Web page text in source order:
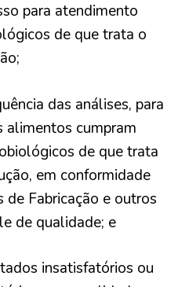
para atendimento
de que trata o
das análises, para
alimentos cumpram
de que trata
em conformidade
de Fabricação e outros
de qualidade; e
insatisfatórios ou